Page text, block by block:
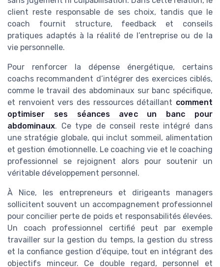
client reste responsable de ses choix, tandis que le
coach fournit structure, feedback et conseils
pratiques adaptés à la réalité de l’entreprise ou de la
vie personnelle.
Pour renforcer la dépense énergétique, certains
coachs recommandent d’intégrer des exercices ciblés,
comme le travail des abdominaux sur banc spécifique,
et renvoient vers des ressources détaillant comment
optimiser ses séances avec un banc pour
abdominaux. Ce type de conseil reste intégré dans
une stratégie globale, qui inclut sommeil, alimentation
et gestion émotionnelle. Le coaching vie et le coaching
professionnel se rejoignent alors pour soutenir un
véritable développement personnel.
À Nice, les entrepreneurs et dirigeants managers
sollicitent souvent un accompagnement professionnel
pour concilier perte de poids et responsabilités élevées.
Un coach professionnel certifié peut par exemple
travailler sur la gestion du temps, la gestion du stress
et la confiance gestion d’équipe, tout en intégrant des
objectifs minceur. Ce double regard, personnel et